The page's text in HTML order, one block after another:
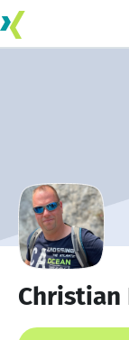
Christian